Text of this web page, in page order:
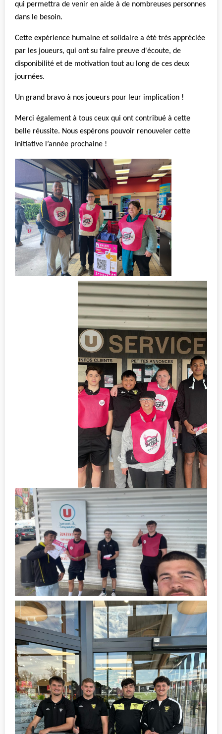
qui permettra de venir en aide à de nombreuses personnes
dans le besoin.
Cette expérience humaine et solidaire a été très appréciée
par les joueurs, qui ont su faire preuve d'écoute, de
disponibilité et de motivation tout au long de ces deux
journées.
Un grand bravo à nos joueurs pour leur implication !
Merci également à tous ceux qui ont contribué à cette
belle réussite. Nous espérons pouvoir renouveler cette
initiative l’année prochaine !